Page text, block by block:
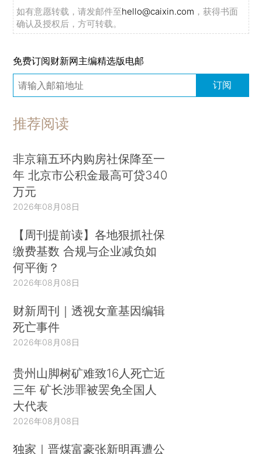
如有意愿转载，请发邮件至hello@caixin.com ，获得书面
确认及授权后，方可转载。
免费订阅财新网主编精选版电邮
订阅
推荐阅读
非京籍五环内购房社保降至一
年 北京市公积金最高可贷340
万元
2026年08月08日
【周刊提前读】各地狠抓社保
缴费基数 合规与企业减负如
何平衡？
2026年08月08日
财新周刊｜透视女童基因编辑
死亡事件
2026年08月08日
贵州山脚树矿难致16人死亡近
三年 矿长涉罪被罢免全国人
大代表
2026年08月08日
独家｜晋煤富豪张新明再遭公